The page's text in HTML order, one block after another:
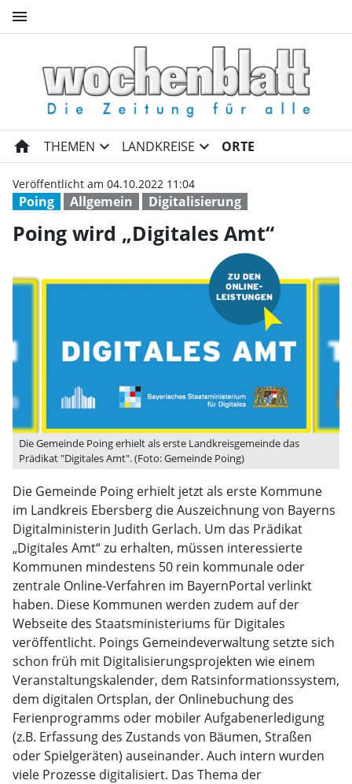
menu
Poing wird „Digitales Amt“ |
home THEMEN expand_more LANDKREISE expand_more ORTE
Poing Allgemein Digitalisierung
Veröffentlicht am 04.10.2022 11:04
Poing wird „Digitales Amt“
Die Gemeinde Poing erhielt als erste Landkreisgemeinde das
Prädikat "Digitales Amt". (Foto: Gemeinde Poing)
Die Gemeinde Poing erhielt jetzt als erste Kommune
im Landkreis Ebersberg die Auszeichnung von Bayerns
Digitalministerin Judith Gerlach. Um das Prädikat
„Digitales Amt“ zu erhalten, müssen interessierte
Kommunen mindestens 50 rein kommunale oder
zentrale Online-Verfahren im BayernPortal verlinkt
haben. Diese Kommunen werden zudem auf der
Webseite des Staatsministeriums für Digitales
veröffentlicht. Poings Gemeindeverwaltung setzte sich
schon früh mit Digitalisierungsprojekten wie einem
Veranstaltungskalender, dem Ratsinformationssystem,
dem digitalen Ortsplan, der Onlinebuchung des
Ferienprogramms oder mobiler Aufgabenerledigung
(z.B. Erfassung des Zustands von Bäumen, Straßen
oder Spielgeräten) auseinander. Auch intern wurden
viele Prozesse digitalisiert. Das Thema der